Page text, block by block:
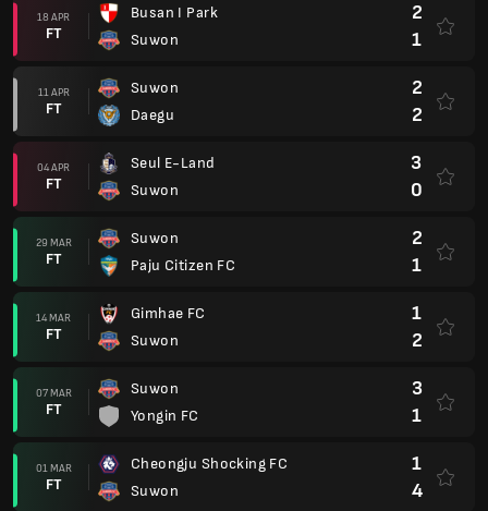
18 APR
FT
Busan I Park
Suwon
2
1
11 APR
FT
Suwon
Daegu
2
2
04 APR
FT
Seul E-Land
Suwon
3
0
29 MAR
FT
Suwon
Paju Citizen FC
2
1
14 MAR
FT
Gimhae FC
Suwon
1
2
07 MAR
FT
Suwon
Yongin FC
3
1
01 MAR
FT
Cheongju Shocking FC
Suwon
1
4